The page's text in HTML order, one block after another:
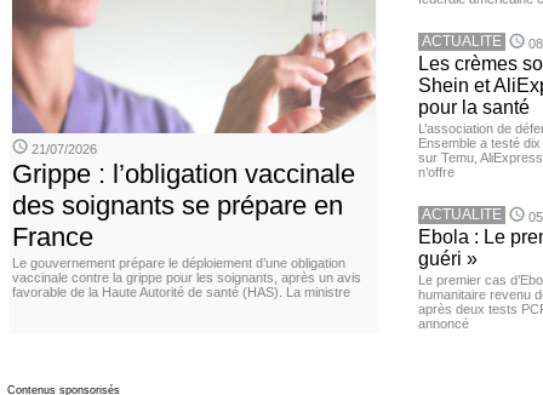
21/07/2026
Grippe : l’obligation vaccinale
des soignants se prépare en
France
Le gouvernement prépare le déploiement d’une obligation
vaccinale contre la grippe pour les soignants, après un avis
favorable de la Haute Autorité de santé (HAS). La ministre
ACTUALITE
Les crèmes
Shein et
pour la santé
L’association de
Ensemble a testé
sur Temu,
n’offre
ACTUALITE
Ebola : Le
guéri »
Le premier cas
humanitaire revenu
après deux tests
annoncé
Contenus sponsorisés